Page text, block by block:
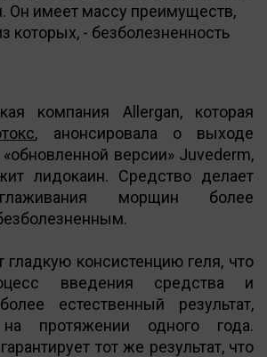
Он имеет массу преимуществ,
которых, - безболезненность
компания Allergan, которая
, анонсировала о выходе
версии» Juvederm,
лидокаин. Средство делает
морщин более
консистенцию геля, что
введения средства и
естественный результат,
протяжении одного года.
тот же результат, что